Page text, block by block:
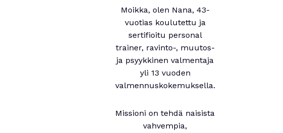
Moikka, olen Nana, 43-
vuotias koulutettu ja
sertifioitu personal
trainer, ravinto-, muutos-
ja psyykkinen valmentaja
yli 13 vuoden
valmennuskokemuksella.
Missioni on tehdä naisista
vahvempia,